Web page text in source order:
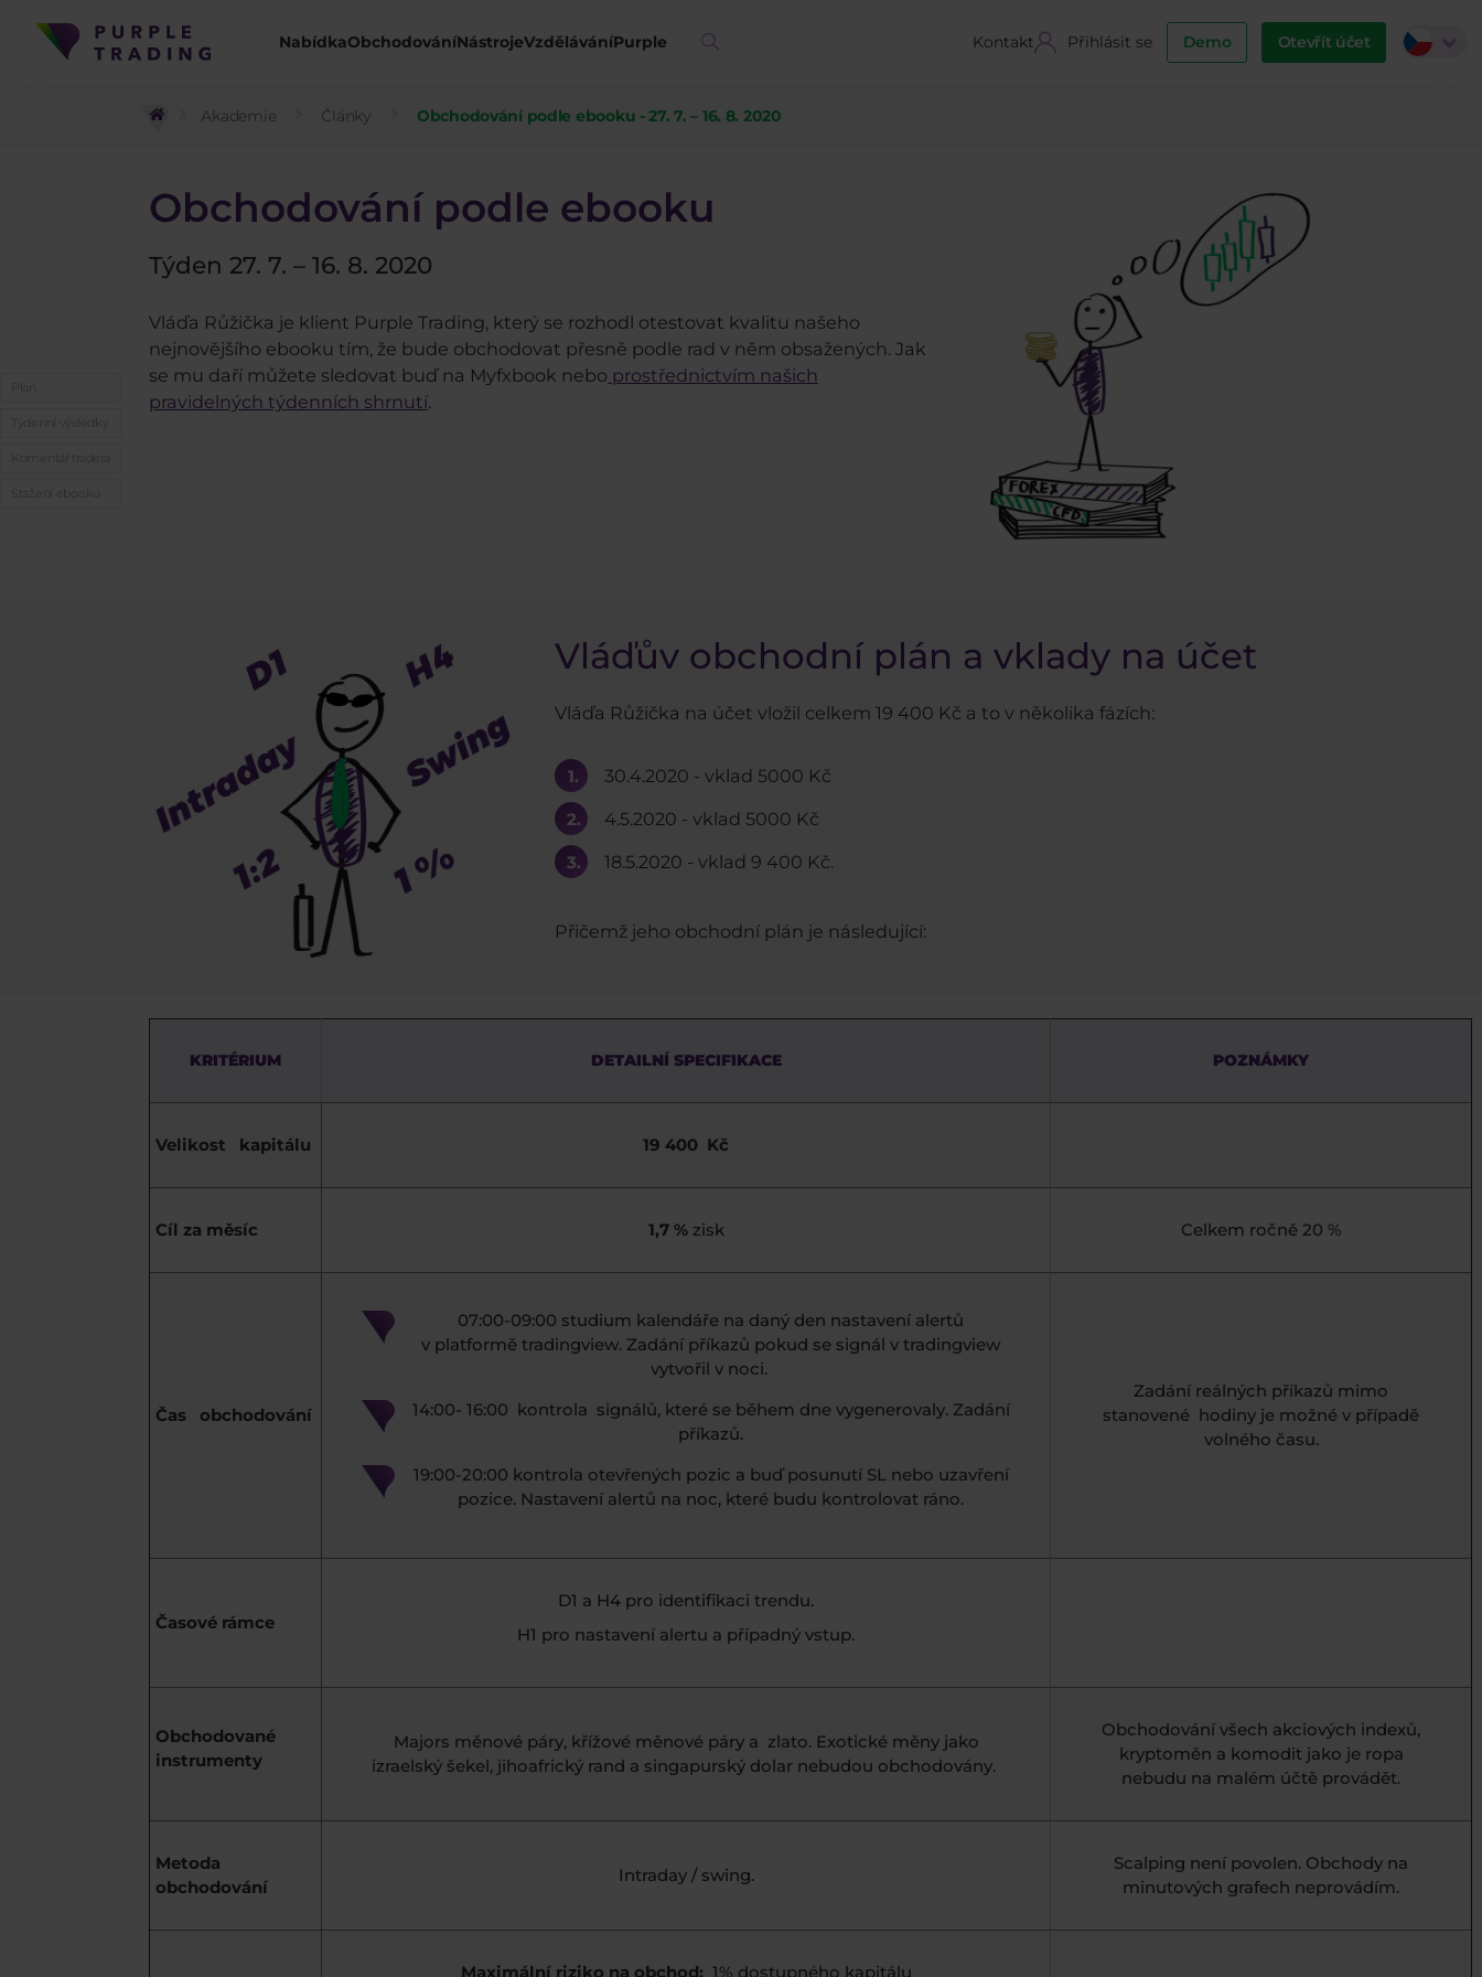
NabídkaObchodováníNástrojeVzděláváníPurple Kontakt Přihlásit se Demo Otevřít účet
Akademie Články Obchodování podle ebooku - 27. 7. – 16. 8. 2020
Obchodování podle ebooku
Týden 27. 7. – 16. 8. 2020
Vláďa Růžička je klient Purple Trading, který se rozhodl otestovat kvalitu našeho
nejnovějšího ebooku tím, že bude obchodovat přesně podle rad v něm obsažených. Jak
se mu daří můžete sledovat buď na Myfxbook nebo prostřednictvím našich
pravidelných týdenních shrnutí.
Vláďův obchodní plán a vklady na účet
Vláďa Růžička na účet vložil celkem 19 400 Kč a to v několika fázích:
30.4.2020 - vklad 5000 Kč
4.5.2020 - vklad 5000 Kč
18.5.2020 - vklad 9 400 Kč.
Přičemž jeho obchodní plán je následující:
KRITÉRIUM DETAILNÍ SPECIFIKACE POZNÁMKY
Velikost kapitálu 19 400 Kč
Cíl za měsíc 1,7 %zisk Celkem ročně 20 %
Čas obchodování
07:00-09:00 studium kalendáře na daný den nastavení alertů
v platformě tradingview. Zadání příkazů pokud se signál v tradingview
vytvořil v noci.
14:00- 16:00 kontrola signálů, které se během dne vygenerovaly. Zadání
příkazů.
19:00-20:00 kontrola otevřených pozic a buď posunutí SL nebo uzavření
pozice. Nastavení alertů na noc, které budu kontrolovat ráno.
Zadání reálných příkazů mimo
stanovené hodiny je možné v případě
volného času.
Časové rámce
D1 a H4 pro identifikaci trendu.
H1 pro nastavení alertu a případný vstup.
Obchodované
instrumenty
Majors měnové páry, křížové měnové páry a zlato. Exotické měny jako
izraelský šekel, jihoafrický rand a singapurský dolar nebudou obchodovány.
Obchodování všech akciových indexů,
kryptoměn a komodit jako je ropa
nebudu na malém účtě provádět.
Metoda
obchodování
Intraday / swing.
Scalping není povolen. Obchody na
minutových grafech neprovádím.
Maximální riziko na obchod: 1% dostupného kapitálu